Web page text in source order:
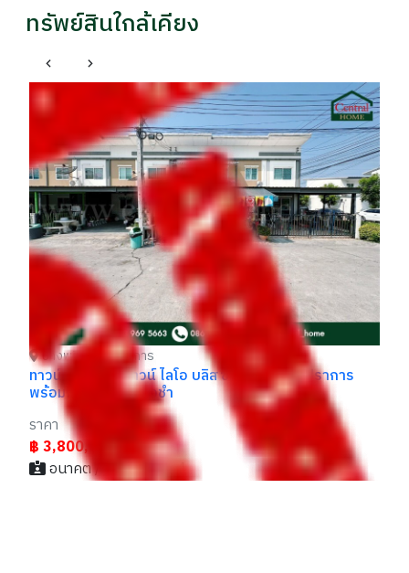
ทรัพย์สินใกล้เคียง
บางพลี สมุทรปราการ
ทาวน์โฮม สิริ เพลส บางนา-เทพารักษ์ ถนนเมน ต้น
โครงการ
ราคา
฿ 3,250,000
ทราย / 096xxxxx55